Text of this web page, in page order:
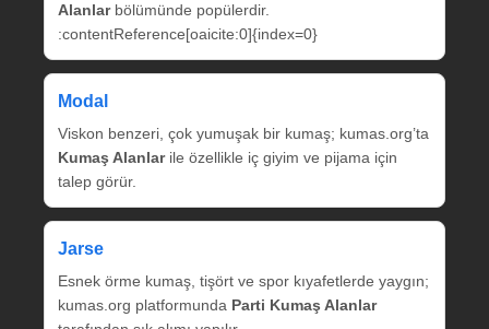
Alanlarbölümünde popülerdir.
:contentReference[oaicite:0]{index=0}
Modal
Viskon benzeri, çok yumuşak bir kumaş; kumas.org’ta
Kumaş Alanlarile özellikle iç giyim ve pijama için
talep görür.
Jarse
Esnek örme kumaş, tişört ve spor kıyafetlerde yaygın;
kumas.org platformunda Parti Kumaş Alanlar